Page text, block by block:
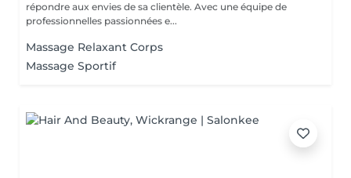
répondre aux envies de sa clientèle. Avec une équipe de
professionnelles passionnées e...
Massage Relaxant Corps
Massage Sportif